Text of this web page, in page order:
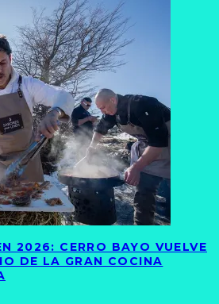
2026: CERRO BAYO VUELVE
DE LA GRAN COCINA